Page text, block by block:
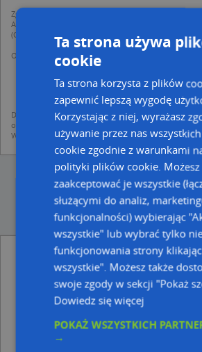
Zgodnie z Rozporządzeniem PE i Rady (UE) o
Administratorem (RODO), administratorem danych
(Operator) z siedzibą w Warszawie przy ulicy
Operator przetwarza dane osobowe w celu:
dodania ich do bazy Targeo oraz publikacji w
udostępniania danych o firmach partnerom
6 ust. 1 lit. f RODO)
Dane pochodzą z publicznych baz CEIDG, GUS,
oraz od podmiotów zewnętrznych.
Więcej informacji dot. RODO:http://
Okulista - Stompor Bożena -
Uroda w pobliżu
Gabinet Dentystyczny, Polna 18, 24-
Wojciech Szczuka Stomadent, Polna
Centrum Stomatologii NZOZ, Karola
24-100 Puławy
Dentall NZOZ - Biernat, Zielona 6,
Ta strona używa
cookie
Ta strona korzysta z plików
zapewnić lepszą wygodę
Korzystając z niej, wyrażasz
używanie przez nas
cookie zgodnie z warunkami
polityki plików cookie. Możesz
zaakceptować je wszystkie
służącymi do analiz,
funkcjonalności) wybierając
wszystkie" lub wybrać tylko
funkcjonowania strony
wszystkie". Możesz także
swoje zgody w sekcji "Pokaż
Dowiedz się więcej
POKAŻ WSZYSTKICH
→